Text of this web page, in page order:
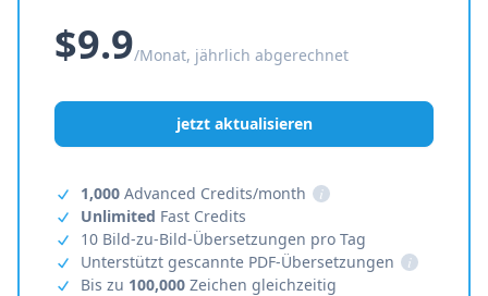
$9.9/Monat, jährlich abgerechnet
jetzt aktualisieren
1,000 Advanced Credits/month
i
Unlimited Fast Credits
10 Bild-zu-Bild-Übersetzungen pro Tag
Unterstützt gescannte PDF-Übersetzungen
i
Bis zu 100,000 Zeichen gleichzeitig